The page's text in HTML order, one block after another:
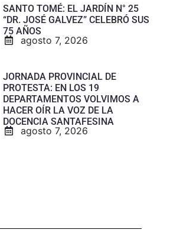
SANTO TOMÉ: EL JARDÍN N° 25
“DR. JOSÉ GALVEZ” CELEBRÓ SUS
75 AÑOS
agosto 7, 2026
JORNADA PROVINCIAL DE
PROTESTA: EN LOS 19
DEPARTAMENTOS VOLVIMOS A
HACER OÍR LA VOZ DE LA
DOCENCIA SANTAFESINA
agosto 7, 2026